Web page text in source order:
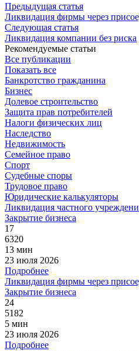
Предыдущая статья
Ликвидация фирмы через
Следующая статья
Ликвидация компании без риска
Рекомендуемые статьи
Все публикации
Показать все
Банкротство гражданина
Бизнес
Долевое строительство
Защита прав потребителей
Налоги физических лиц
Наследство
Недвижимость
Семейное право
Спорт
Судебные споры
Трудовое право
Юридические калькуляторы
Ликвидация частного
Закрытие бизнеса
17
6320
13 мин
23 июля 2026
Подробнее
Ликвидация фирмы через
Закрытие бизнеса
24
5182
5 мин
23 июля 2026
Подробнее